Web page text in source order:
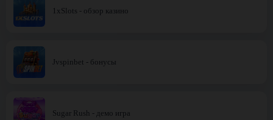
1xSlots - обзор казино
Jvspinbet - бонусы
Sugar Rush - демо игра